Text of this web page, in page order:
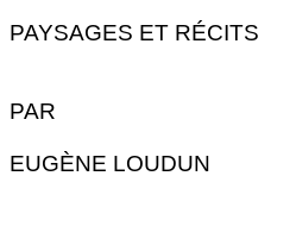
PAYSAGES ET RÉCITS
PAR
EUGÈNE LOUDUN